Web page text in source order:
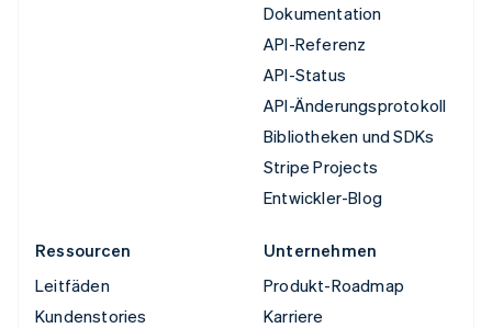
Dokumentation
API-Referenz
API-Status
API-Änderungsprotokoll
Bibliotheken und SDKs
Stripe Projects
Entwickler-Blog
Ressourcen
Leitfäden
Kundenstories
Unternehmen
Produkt-Roadmap
Karriere